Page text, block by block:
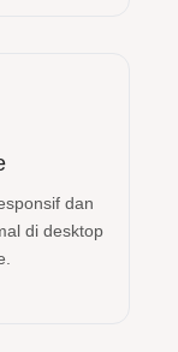
dan
di desktop